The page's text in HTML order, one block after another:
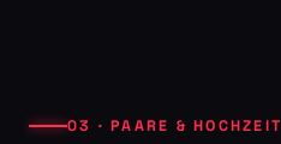
03 · PAARE & HOCHZEIT